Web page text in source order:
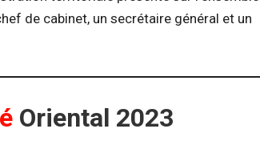
de cabinet, un secrétaire général et un
Oriental 2023